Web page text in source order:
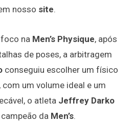
nosso site.
na Men’s Physique, após
de poses, a arbitragem
conseguiu escolher um físico
um volume ideal e um
o atleta Jeffrey Darko
da Men’s.